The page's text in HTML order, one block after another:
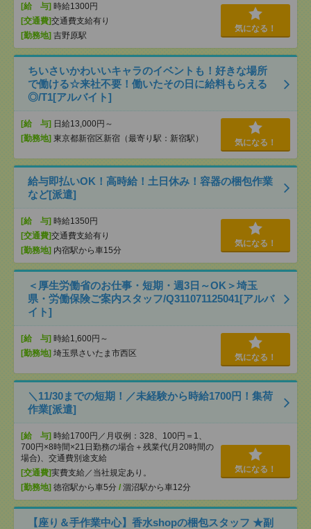
[給 与] 時給1300円
[交通費]交通費支給有り
[勤務地] 吉野原駅
気になる！
ちいさいかわいいキャラのイベントも！好きな場所
で働ける☆来社不要！働いたその日に給料もらえる
◎/T1[アルバイト]
[給 与] 日給13,000円～
[勤務地] 東京都新宿区新宿（最寄り駅：新宿駅） 気になる！
給与即払いOK！高時給！土日休み！容器の梱包作業
など[派遣]
[給 与] 時給1350円
[交通費]交通費支給有り
[勤務地] 内宿駅から車15分
気になる！
＜厚生労働省のお仕事・短期・週3日～OK＞埼玉
県・労働保険ご案内スタッフ/Q311071125041[アルバ
イト]
[給 与] 時給1,600円～
[勤務地] 埼玉県さいたま市西区 気になる！
＼11/30までの短期！／未経験から時給1700円！集荷
作業[派遣]
[給 与] 時給1700円／月収例：328、100円＝1、
700円×8時間×21日勤務の場合＋残業代(月20時間の
場合)、交通費別途支給
[交通費]実費支給／当社規定あり。
[勤務地] 徳宿駅から車5分 / 涸沼駅から車12分
気になる！
【座り＆手作業中心】香水shopの梱包スタッフ ★副